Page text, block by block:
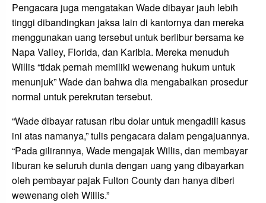
Pengacara juga mengatakan Wade dibayar jauh lebih
tinggi dibandingkan jaksa lain di kantornya dan mereka
menggunakan uang tersebut untuk berlibur bersama ke
Napa Valley, Florida, dan Karibia. Mereka menuduh
Willis “tidak pernah memiliki wewenang hukum untuk
menunjuk” Wade dan bahwa dia mengabaikan prosedur
normal untuk perekrutan tersebut.
“Wade dibayar ratusan ribu dolar untuk mengadili kasus
ini atas namanya,” tulis pengacara dalam pengajuannya.
“Pada gilirannya, Wade mengajak Willis, dan membayar
liburan ke seluruh dunia dengan uang yang dibayarkan
oleh pembayar pajak Fulton County dan hanya diberi
wewenang oleh Willis.”